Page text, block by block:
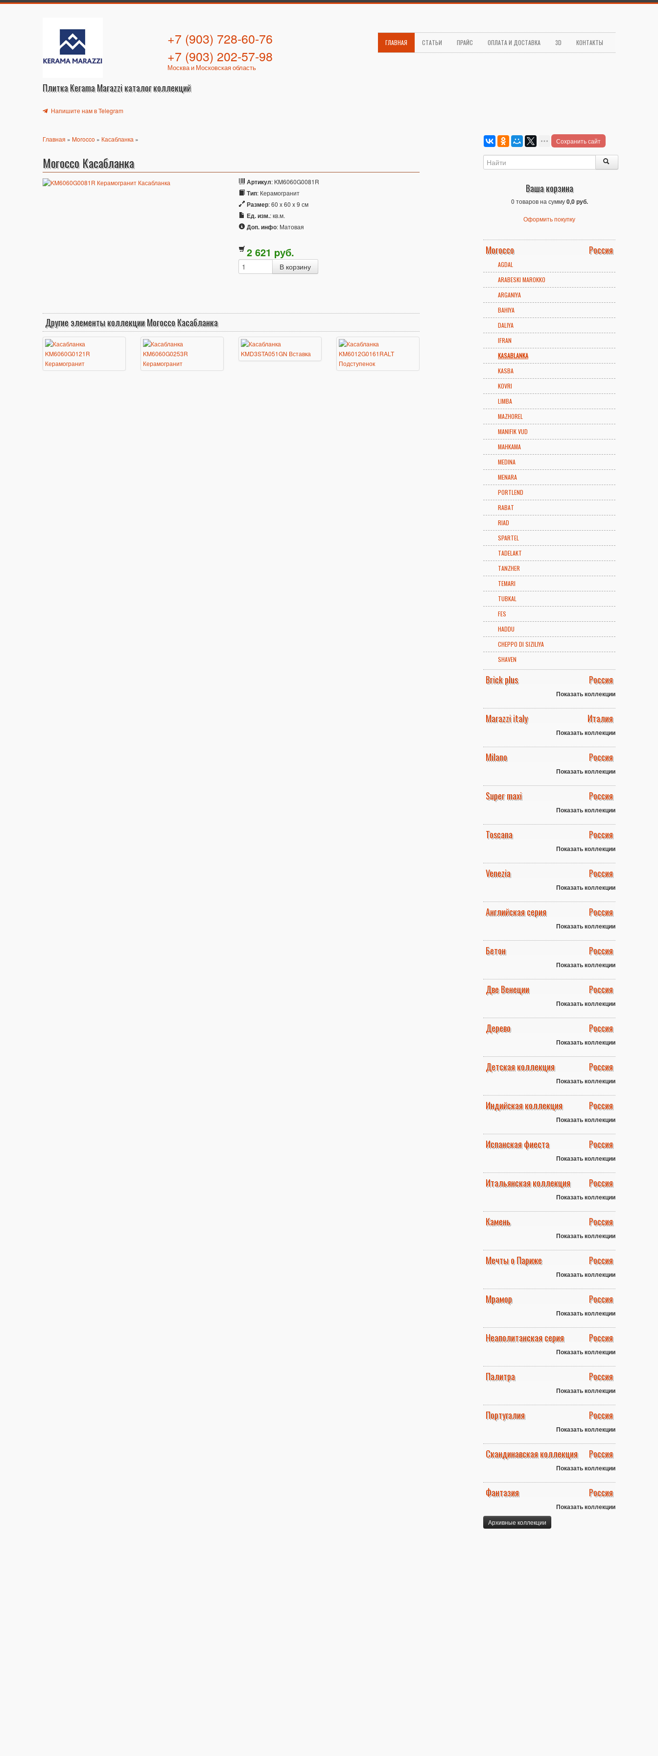
Плитка Kerama Marazzi каталог коллекций
+7 (903) 728-60-76
+7 (903) 202-57-98
Москва и Московская область
Напишите нам в Telegram
ГЛАВНАЯ СТАТЬИ ПРАЙС ОПЛАТА И ДОСТАВКА 3D КОНТАКТЫ
Главная » Morocco » Касабланка »
Morocco Касабланка
Артикул: KM6060G0081R
Тип: Керамогранит
Размер: 60 x 60 x 9 см
Ед. изм.: кв.м.
Доп. инфо: Матовая
2 621 pуб.
Другие элементы коллекции Morocco Касабланка
Сохранить сайт
Ваша корзина
0 товаров на сумму0,0 руб.
Оформить покупку
Morocco Россия
AGDAL
ARABESKI MAROKKO
ARGANIYA
BAHIYA
DALIYA
IFRAN
KASABLANKA
KASBA
KOVRI
LIMBA
MAZHOREL
MANIFIK VUD
MAHKAMA
MEDINA
MENARA
PORTLEND
RABAT
RIAD
SPARTEL
TADELAKT
TANZHER
TEMARI
TUBKAL
FES
HADDU
CHEPPO DI SIZILIYA
SHAVEN
Brick plus Россия
Показать коллекции
Marazzi italy Италия
Показать коллекции
Milano Россия
Показать коллекции
Super maxi Россия
Показать коллекции
Toscana Россия
Показать коллекции
Venezia Россия
Показать коллекции
Английская серия Россия
Показать коллекции
Бетон Россия
Показать коллекции
Две Венеции Россия
Показать коллекции
Дерево Россия
Показать коллекции
Детская коллекция Россия
Показать коллекции
Индийская коллекция Россия
Показать коллекции
Испанская фиеста Россия
Показать коллекции
Итальянская коллекция Россия
Показать коллекции
Камень Россия
Показать коллекции
Мечты о Париже Россия
Показать коллекции
Мрамор Россия
Показать коллекции
Неаполитанская серия Россия
Показать коллекции
Палитра Россия
Показать коллекции
Португалия Россия
Показать коллекции
Скандинавская коллекция Россия
Показать коллекции
Фантазия Россия
Показать коллекции
Архивные коллекции